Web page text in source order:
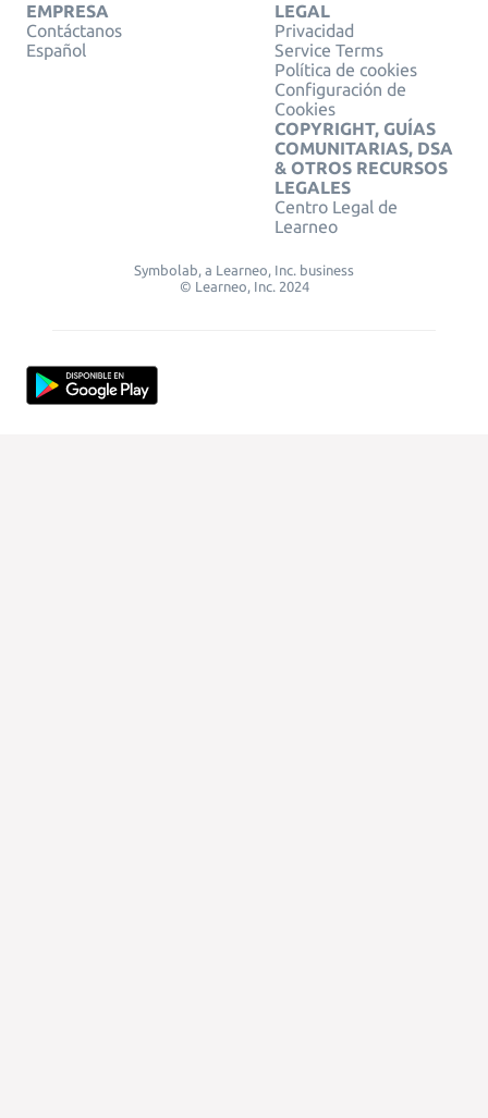
EMPRESA
Contáctanos
Español
LEGAL
Privacidad
Service Terms
Política de cookies
Configuración de
Cookies
COPYRIGHT, GUÍAS
COMUNITARIAS, DSA
& OTROS RECURSOS
LEGALES
Centro Legal de
Learneo
Symbolab, a Learneo, Inc. business
© Learneo, Inc. 2024